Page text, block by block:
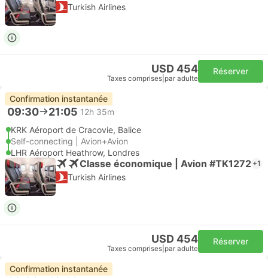
Turkish Airlines
USD 454
Taxes comprises par adulte
Réserver
Confirmation instantanée
09:30 21:05 12h 35m
KRK Aéroport de Cracovie, Balice
Self-connecting | Avion+Avion
LHR Aéroport Heathrow, Londres
Classe économique | Avion #TK1272 +1
Turkish Airlines
USD 454
Taxes comprises par adulte
Réserver
Confirmation instantanée